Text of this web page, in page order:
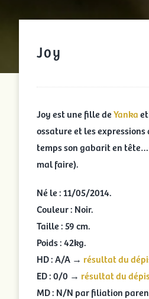
Joy
Joy est une fille deYanka
ossature et les expressions
temps son gabarit en
mal faire).
Né le : 11/05/2014.
Couleur : Noir.
Taille : 59 cm.
Poids : 42kg.
HD : A/A → résultat du
ED : 0/0 → résultat du
MD : N/N par filiation